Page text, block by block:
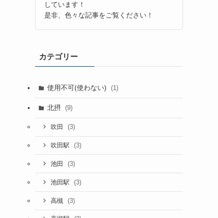
しています！
是非、色々な記事をご覧ください！
カテゴリー
使用不可(使わない) (1)
北摂 (9)
吹田 (3)
吹田駅 (3)
池田 (3)
池田駅 (3)
高槻 (3)